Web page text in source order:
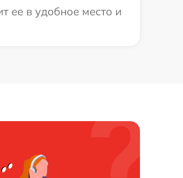
ее в удобное место и